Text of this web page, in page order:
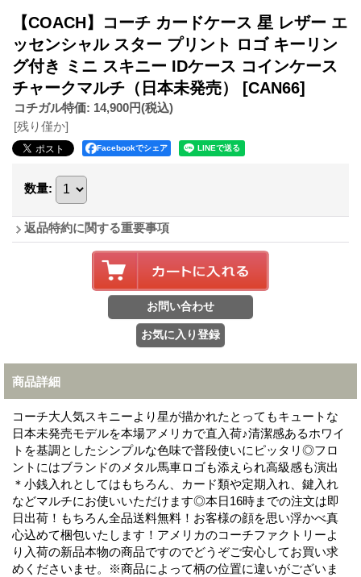
【COACH】コーチ カードケース 星 レザー エ
ッセンシャル スター プリント ロゴ キーリン
グ付き ミニ スキニー IDケース コインケース
チャークマルチ（日本未発売） [CAN66]
コチガル特価: 14,900円(税込)
[残り僅か]
Facebookでシェア
数量:
返品特約に関する重要事項
商品詳細
コーチ大人気スキニーより星が描かれたとってもキュートな
日本未発売モデルを本場アメリカで直入荷♪清潔感あるホワイ
トを基調としたシンプルな色味で普段使いにピッタリ◎フロ
ントにはブランドのメタル馬車ロゴも添えられ高級感も演出
＊小銭入れとしてはもちろん、カード類や定期入れ、鍵入れ
などマルチにお使いいただけます◎本日16時までの注文は即
日出荷！もちろん全品送料無料！お客様の顔を思い浮かべ真
心込めて梱包いたします！アメリカのコーチファクトリーよ
り入荷の新品本物の商品ですのでどうぞご安心してお買い求
めくださいませ。※商品によって柄の位置に違いがございま